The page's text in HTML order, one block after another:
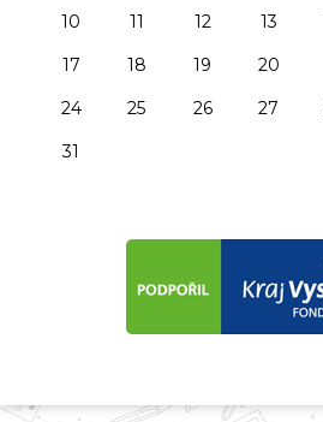
10
11 12 13
17
18 19 20
24
25 26 27
31